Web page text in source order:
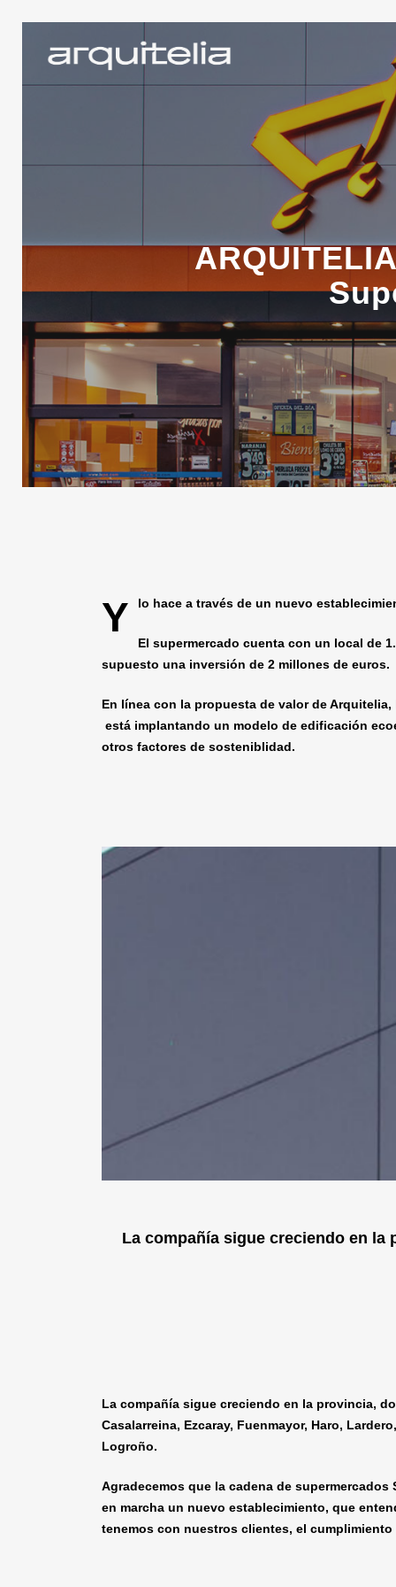
Hit enter to search or ESC to close
Y lo hace a través de un nuevo
El supermercado cuenta con un local de
supuesto una inversión de 2 millones de euros.
En línea con la propuesta de valor de
está implantando un modelo de edificación
otros factores de sosteniblidad.
La compañía sigue creciendo en la
La compañía sigue creciendo en la provincia,
Casalarreina, Ezcaray, Fuenmayor, Haro,
Logroño.
Agradecemos que la cadena de
en marcha un nuevo establecimiento, que
tenemos con nuestros clientes, el